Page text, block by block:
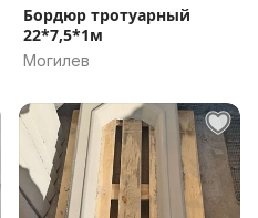
Бордюр тротуарный
22*7,5*1м
Могилев